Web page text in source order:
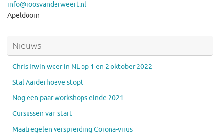
info@roosvanderweert.nl
Apeldoorn
Nieuws
Chris Irwin weer in NL op 1 en 2 oktober 2022
Stal Aarderhoeve stopt
Nog een paar workshops einde 2021
Cursussen van start
Maatregelen verspreiding Corona-virus